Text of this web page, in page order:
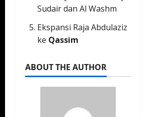
Sudair dan Al Washm
Ekspansi Raja Abdulaziz
ke Qassim
ABOUT THE AUTHOR